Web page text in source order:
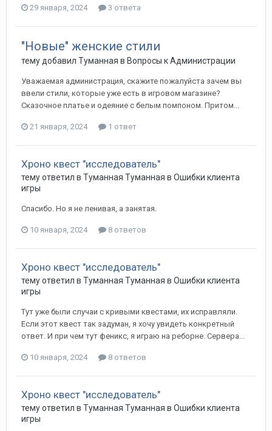
29 января, 2024 3 ответа
"Новые" женские стили
тему добавил Туманная в Вопросы к Администрации
Уважаемая администрация, скажите пожалуйста зачем вы
ввели стили, которые уже есть в игровом магазине?
Сказочное платье и одеяние с белым помпоном. Притом...
21 января, 2024 1 ответ
Хроно квест "исследователь"
тему ответил в Туманная Туманная в Ошибки клиента
игры
Спасибо. Но я не ленивая, а занятая.
10 января, 2024 8 ответов
Хроно квест "исследователь"
тему ответил в Туманная Туманная в Ошибки клиента
игры
Тут уже были случаи с кривыми квестами, их исправляли.
Если этот квест так задуман, я хочу увидеть конкретный
ответ. И при чем тут феникс, я играю на реборне. Сервера...
10 января, 2024 8 ответов
Хроно квест "исследователь"
тему ответил в Туманная Туманная в Ошибки клиента
игры